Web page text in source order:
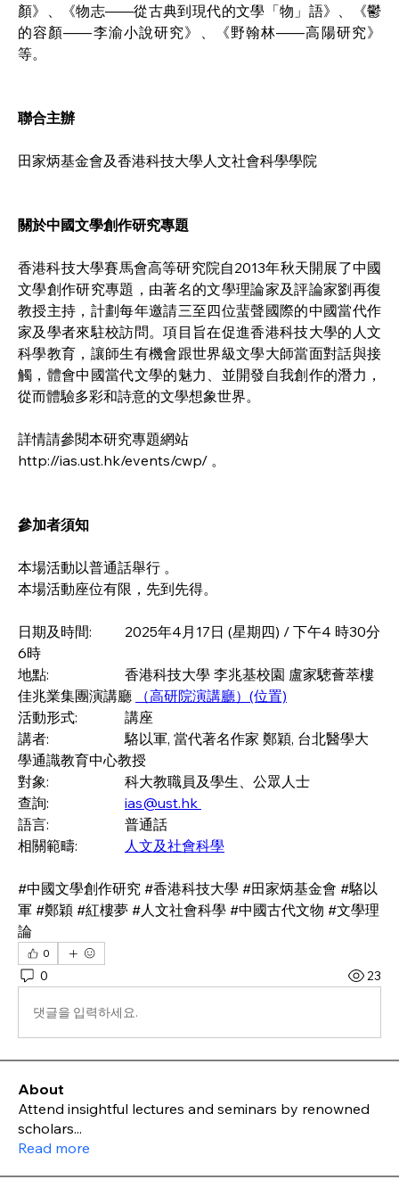
顏》、《物志——從古典到現代的文學「物」語》、《鬱
的容顏——李渝小說研究》、《野翰林——高陽研究》
等。
聯合主辦
田家炳基金會及香港科技大學人文社會科學學院
關於中國文學創作研究專題
香港科技大學賽馬會高等研究院自2013年秋天開展了中國
文學創作研究專題，由著名的文學理論家及評論家劉再復
教授主持，計劃每年邀請三至四位蜚聲國際的中國當代作
家及學者來駐校訪問。項目旨在促進香港科技大學的人文
科學教育，讓師生有機會跟世界級文學大師當面對話與接
觸，體會中國當代文學的魅力、並開發自我創作的潛力，
從而體驗多彩和詩意的文學想象世界。
詳情請參閱本研究專題網站
http://ias.ust.hk/events/cwp/ 。
參加者須知
本場活動以普通話舉行 。
本場活動座位有限，先到先得。
日期及時間: 	2025年4月17日 (星期四) / 下午4 時30分
6時
地點: 		香港科技大學 李兆基校園 盧家驄薈萃樓
佳兆業集團演講廳
（高研院演講廳）(位置)
活動形式: 		講座
講者: 		駱以軍, 當代著名作家 鄭穎, 台北醫學大
學通識教育中心教授
對象: 		科大教職員及學生、公眾人士
查詢:
ias@ust.hk
語言: 		普通話
人文及社會科學
#中國文學創作研究 #香港科技大學 #田家炳基金會 #駱以
軍 #鄭穎 #紅樓夢 #人文社會科學 #中國古代文物 #文學理
論
0
0 23
댓글을 입력하세요.
About
Attend insightful lectures and seminars by renowned
scholars...
Read more